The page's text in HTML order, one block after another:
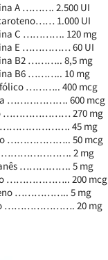
A ………. 2.500 UI
1.000 UI
C …………. 120 mg
E …………… 60 UI
B2 ……….. 8,5 mg
B6 ……….. 10 mg
……….. 400 mcg
………………. 600 mcg
………………… 270 mg
…………………. 45 mg
……………….. 50 mcg
…………………. 2 mg
……………. 5 mg
……………….. 200 mcg
…………….. 5 mg
…………………. 20 mg